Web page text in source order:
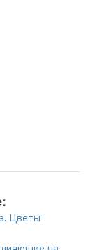
Цветы-